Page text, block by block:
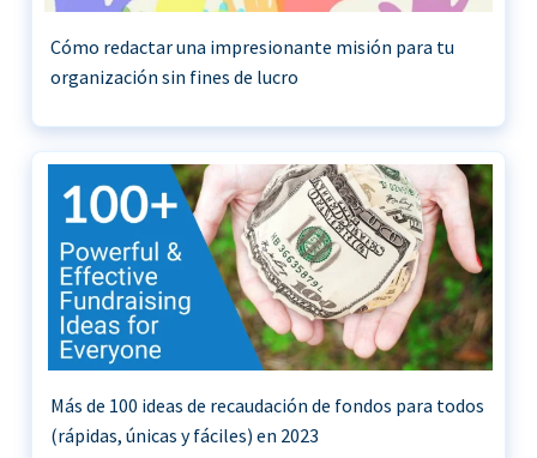
Cómo redactar una impresionante misión para tu
organización sin fines de lucro
Más de 100 ideas de recaudación de fondos para todos
(rápidas, únicas y fáciles) en 2023